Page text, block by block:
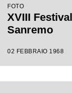
FOTO
XVIII
Sanremo
02 FEBBRAIO 1968